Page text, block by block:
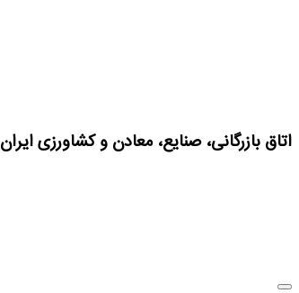
اتاق بازرگانی، صنایع، معادن و کشاورزی ایران